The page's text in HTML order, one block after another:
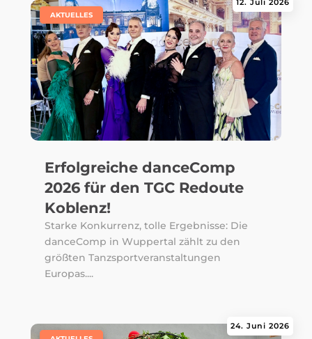
Erfolgreiche danceComp
2026 für den TGC Redoute
Koblenz!
AKTUELLES
Starke Konkurrenz, tolle Ergebnisse: Die
danceComp in Wuppertal zählt zu den
größten Tanzsportveranstaltungen
Europas....
24. Juni 2026